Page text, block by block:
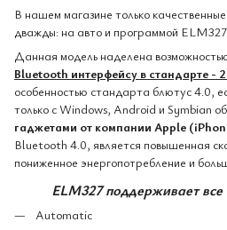
В нашем магазине только
дважды: на авто и программой
Данная модель наделена
Bluetooth интерфейсу в стандарте -
особенностью стандарта блютус 4.0,
только с Windows, Android и Symbian
гаджетами от компании Apple
Bluetooth 4.0, является повышенная
пониженное энергопотребление и
ELM327 поддерживает
Automatic